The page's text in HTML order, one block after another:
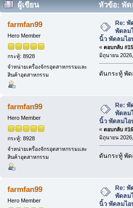
ผู้เขียน
หัวข้อ: พัด
นิ้ว พัดลมไอน้ำขนาดใหญ่ (อ่าน 222 ครั้
farmfan99
Hero Member
กระทู้: 8928
จำหน่ายเครื่องจักรอุตสาหกรรมและ
สินค้าอุตสาหกรรม
Re:
พัดลม
นิ้ว พัดลมไ
« ตอบกลับ
มิถุนายน
ดันกระทู้ พั
farmfan99
Hero Member
กระทู้: 8928
จำหน่ายเครื่องจักรอุตสาหกรรมและ
สินค้าอุตสาหกรรม
Re:
พัดลม
นิ้ว พัดลมไ
« ตอบกลับ
มิถุนายน
ดันกระทู้ พั
farmfan99
Hero Member
Re: พั
พัดลม
นิ้ว พัดลมไ